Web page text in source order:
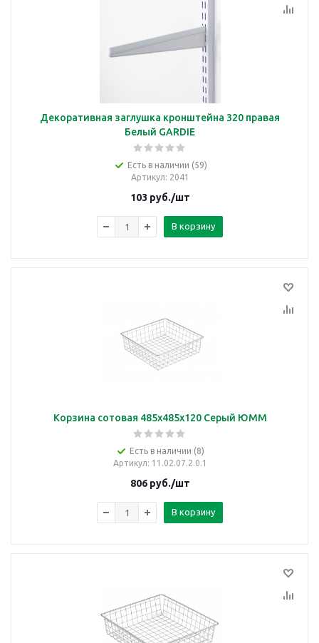
Декоративная заглушка кронштейна 320 правая
Белый GARDIE
Есть в наличии (59)
Артикул: 2041
103 руб./шт
В корзину
Корзина сотовая 485х485х120 Серый ЮММ
Есть в наличии (8)
Артикул: 11.02.07.2.0.1
806руб./шт
В корзину